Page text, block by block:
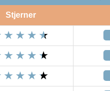
Stjerner